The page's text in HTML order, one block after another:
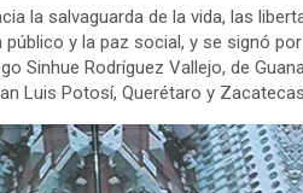
la salvaguarda de la vida, las
y la paz social, y se signó
Sinhue Rodríguez Vallejo, de
Luis Potosí, Querétaro y